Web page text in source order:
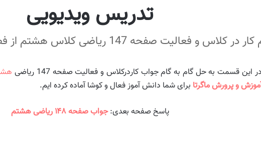
تدریس ویدیویی
صفحه 147 ریاضی کلاس هشتم از فصل 9 دایره درس زاویه های محاطی
این قسمت به حل گام به گام جواب کاردرکلاس و فعالیت صفحه 147 ریاضی
و پرورش ماگرتا برای شما دانش آموز فعال و کوشا آماده کرده ایم.
پاسخ صفحه بعدی:جواب صفحه ۱۴۸ ریاضی هشتم